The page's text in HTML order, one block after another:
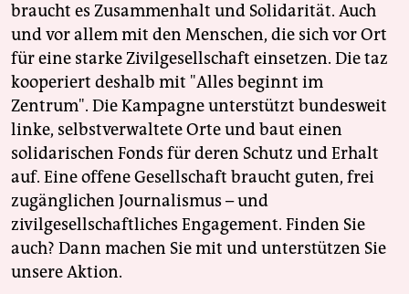
braucht es Zusammenhalt und Solidarität. Auch
und vor allem mit den Menschen, die sich vor Ort
für eine starke Zivilgesellschaft einsetzen. Die taz
kooperiert deshalb mit "Alles beginnt im
Zentrum". Die Kampagne unterstützt bundesweit
linke, selbstverwaltete Orte und baut einen
solidarischen Fonds für deren Schutz und Erhalt
auf. Eine offene Gesellschaft braucht guten, frei
zugänglichen Journalismus – und
zivilgesellschaftliches Engagement. Finden Sie
auch? Dann machen Sie mit und unterstützen Sie
unsere Aktion.